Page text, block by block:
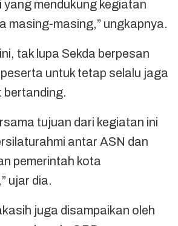
yang mendukung kegiatan
masing-masing,” ungkapnya.
tak lupa Sekda berpesan
untuk tetap selalu jaga
tujuan dari kegiatan ini
antar ASN dan
pemerintah kota
ujar dia.
juga disampaikan oleh